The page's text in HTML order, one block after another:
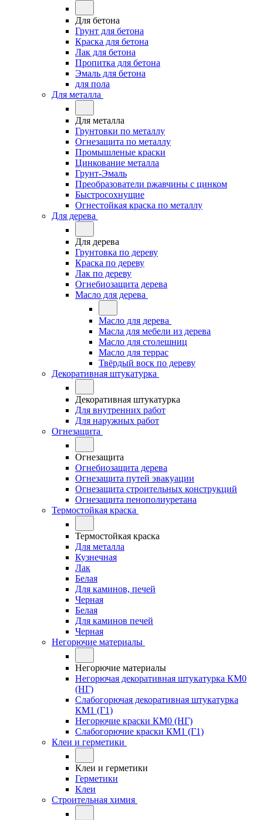
Для бетона
Грунт для бетона
Краска для бетона
Лак для бетона
Пропитка для бетона
Эмаль для бетона
для пола
Для металла
Для металла
Грунтовки по металлу
Огнезащита по металлу
Промышленые краски
Цинкование металла
Грунт-Эмаль
Преобразователи ржавчины с цинком
Быстросохнущие
Огнестойкая краска по металлу
Для дерева
Для дерева
Грунтовка по дереву
Краска по дереву
Лак по дереву
Огнебиозащита дерева
Масло для дерева
Масло для дерева
Масла для мебели из дерева
Масло для столешниц
Масло для террас
Твёрдый воск по дереву
Декоративная штукатурка
Декоративная штукатурка
Для внутренних работ
Для наружных работ
Огнезащита
Огнезащита
Огнебиозащита дерева
Огнезащита путей эвакуации
Огнезащита строительных конструкций
Огнезащита пенополиуретана
Термостойкая краска
Термостойкая краска
Для металла
Кузнечная
Лак
Белая
Для каминов, печей
Черная
Белая
Для каминов печей
Черная
Негорючие материалы
Негорючие материалы
Негорючая декоративная штукатурка КМ0
(НГ)
Слабогорючая декоративная штукатурка
КМ1 (Г1)
Негорючие краски КМ0 (НГ)
Слабогорючие краски КМ1 (Г1)
Клеи и герметики
Клеи и герметики
Герметики
Клеи
Строительная химия